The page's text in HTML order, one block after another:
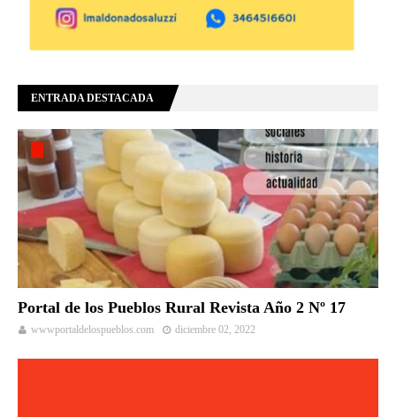
ENTRADA DESTACADA
Portal de los Pueblos Rural Revista Año 2 Nº 17
wwwportaldelospueblos.com diciembre 02, 2022